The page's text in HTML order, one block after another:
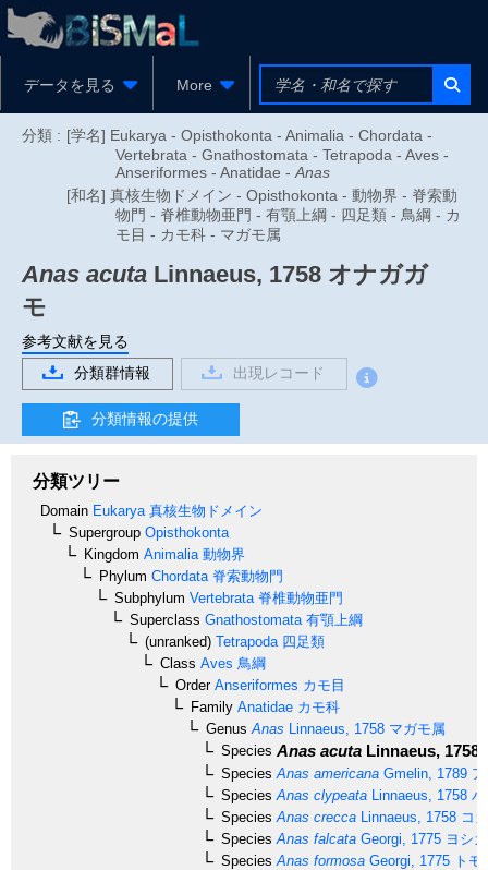
データを見る More
分類 : [学名] Eukarya - Opisthokonta - Animalia - Chordata -
Vertebrata - Gnathostomata - Tetrapoda - Aves -
Anseriformes - Anatidae - Anas
[和名] 真核生物ドメイン - Opisthokonta - 動物界 - 脊索動
物門 - 脊椎動物亜門 - 有顎上綱 - 四足類 - 鳥綱 - カ
モ目 - カモ科 - マガモ属
Anas acuta Linnaeus, 1758 オナガガ
モ
参考文献を見る
分類群情報
出現レコード
分類情報の提供
分類ツリー
Domain Eukarya 真核生物ドメイン
Supergroup Opisthokonta
Kingdom Animalia 動物界
Phylum Chordata 脊索動物門
Subphylum Vertebrata 脊椎動物亜門
Superclass Gnathostomata 有顎上綱
(unranked) Tetrapoda 四足類
Class Aves 鳥綱
OrderAnseriformes カモ目
Family Anatidae カモ科
Genus Anas Linnaeus, 1758 マガモ属
Species Anas acuta Linnaeus, 1758
Species Anas americana Gmelin, 1789
Species Anas clypeata Linnaeus, 1758
Species Anas crecca Linnaeus, 1758 コ
Species Anas falcata Georgi, 1775 ヨシ
Species Anas formosa Georgi, 1775 トモ